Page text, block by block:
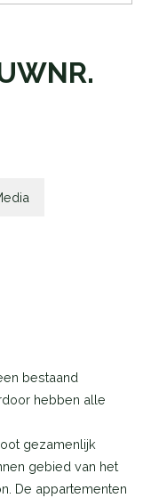
bestaand
hebben alle
gezamenlijk
gebied van het
De appartementen